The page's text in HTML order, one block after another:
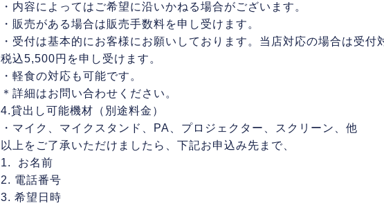
・内容によってはご希望に沿いかねる場合がございます。
・販売がある場合は販売手数料を申し受けます。
・受付は基本的にお客様にお願いしております。当店対応の場合は受付
税込5,500円を申し受けます。
・軽食の対応も可能です。
＊詳細はお問い合わせください。
4.貸出し可能機材（別途料金）
・マイク、マイクスタンド、PA、プロジェクター、スクリーン、 他
以上をご了承いただけましたら、下記お申込み先まで、
1. お名前
2. 電話番号
3. 希望日時